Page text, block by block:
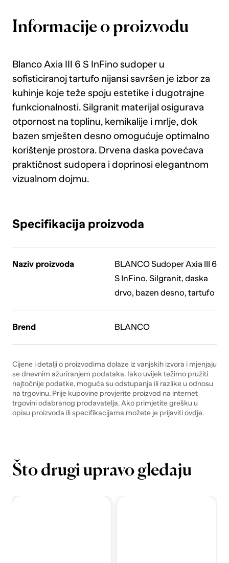
Informacije o proizvodu
Blanco Axia III 6 S InFino sudoper u
sofisticiranoj tartufo nijansi savršen je izbor za
kuhinje koje teže spoju estetike i dugotrajne
funkcionalnosti. Silgranit materijal osigurava
otpornost na toplinu, kemikalije i mrlje, dok
bazen smješten desno omogućuje optimalno
korištenje prostora. Drvena daska povećava
praktičnost sudopera i doprinosi elegantnom
vizualnom dojmu.
Specifikacija proizvoda
Naziv proizvoda
BLANCO Sudoper Axia III 6
S InFino, Silgranit, daska
drvo, bazen desno, tartufo
Brend BLANCO
Cijene i detalji o proizvodima dolaze iz vanjskih izvora i mjenjaju
se dnevnim ažuriranjem podataka. Iako uvijek težimo pružiti
najtočnije podatke, moguća su odstupanja ili razlike u odnosu
na trgovinu. Prije kupovine provjerite proizvod na internet
trgovini odabranog prodavatelja. Ako primjetite grešku u
opisu proizvoda ili specifikacijama možete je prijavitiovdje.
Što drugi upravo gledaju